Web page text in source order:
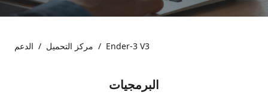
الدعم / مركز التحميل / Ender-3 V3
البرمجيات